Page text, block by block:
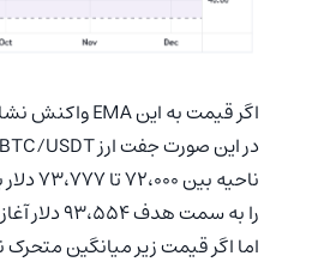
را به سمت هدف ۹۳،۵۵۴ دلار آغاز کند.